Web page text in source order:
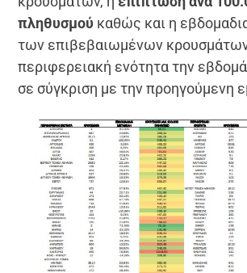
πληθυσμού καθώς και η
των επιβεβαιωμένων
περιφερειακή ενότητα την
σε σύγκριση με την προηγούμενη